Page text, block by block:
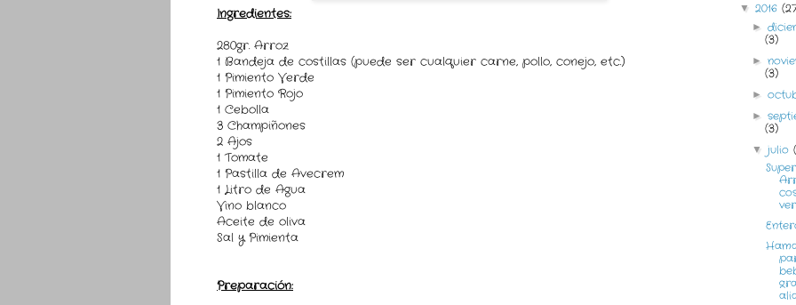
Ingredientes:
280gr. Arroz
1 Bandeja de costillas (puede ser cualquier carne, pollo, conejo, etc.)
1 Pimiento Verde
1 Pimiento Rojo
1 Cebolla
3 Champiñones
2 Ajos
1 Tomate
1 Pastilla de Avecrem
1 Litro de Agua
Vino blanco
Aceite de oliva
Sal y Pimienta
Preparación:
▼ 2016
►
(3)
►
(3)
►
►
(3)
▼julio